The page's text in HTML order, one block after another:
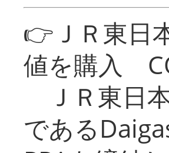
👉ＪＲ東日
値を購入
ＪＲ東日
である